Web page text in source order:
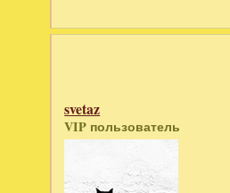
svetaz
VIP пользователь